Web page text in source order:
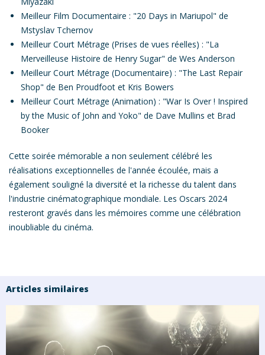
Meilleur Film Documentaire : "20 Days in Mariupol" de
Mstyslav Tchernov
Meilleur Court Métrage (Prises de vues réelles) : "La
Merveilleuse Histoire de Henry Sugar" de Wes Anderson
Meilleur Court Métrage (Documentaire) : "The Last Repair
Shop" de Ben Proudfoot et Kris Bowers
Meilleur Court Métrage (Animation) : "War Is Over ! Inspired
by the Music of John and Yoko" de Dave Mullins et Brad
Booker
Cette soirée mémorable a non seulement célébré les
réalisations exceptionnelles de l'année écoulée, mais a
également souligné la diversité et la richesse du talent dans
l'industrie cinématographique mondiale. Les Oscars 2024
resteront gravés dans les mémoires comme une célébration
inoubliable du cinéma.
Articles similaires